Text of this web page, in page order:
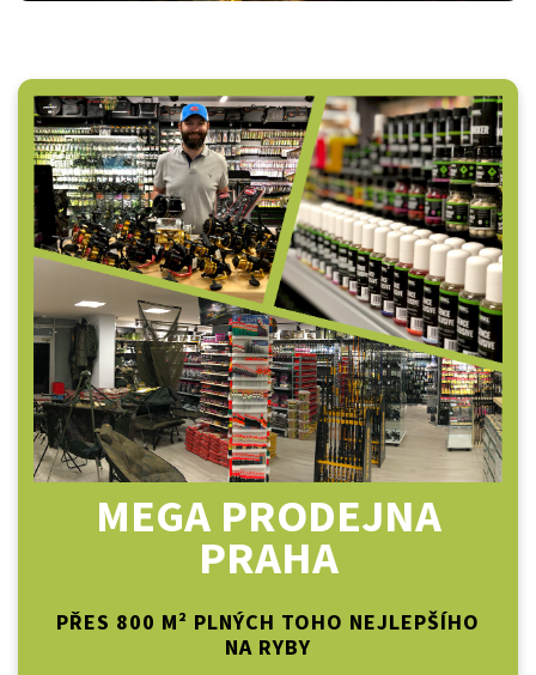
MEGA PRODEJNA
PRAHA
PŘES 800 M² PLNÝCH TOHO NEJLEPŠÍHO
NA RYBY